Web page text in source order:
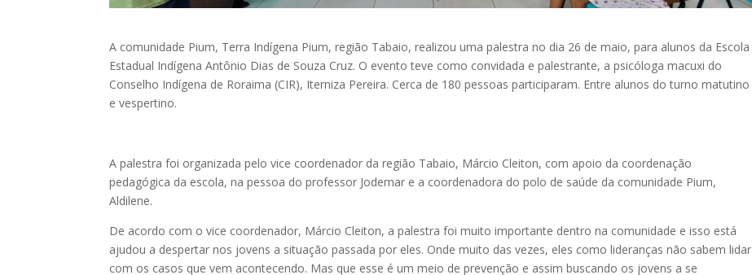
A comunidade Pium, Terra Indígena Pium, região Tabaio, realizou uma palestra no dia 26 de maio, para alunos da Escola
Estadual Indígena Antônio Dias de Souza Cruz. O evento teve como convidada e palestrante, a psicóloga macuxi do
Conselho Indígena de Roraima (CIR), Iterniza Pereira. Cerca de 180 pessoas participaram. Entre alunos do turno matutino
e vespertino.
A palestra foi organizada pelo vice coordenador da região Tabaio, Márcio Cleiton, com apoio da coordenação
pedagógica da escola, na pessoa do professor Jodemar e a coordenadora do polo de saúde da comunidade Pium,
Aldilene.
De acordo com o vice coordenador, Márcio Cleiton, a palestra foi muito importante dentro na comunidade e isso está
ajudou a despertar nos jovens a situação passada por eles. Onde muito das vezes, eles como lideranças não sabem lidar
com os casos que vem acontecendo. Mas que esse é um meio de prevenção e assim buscando os jovens a se